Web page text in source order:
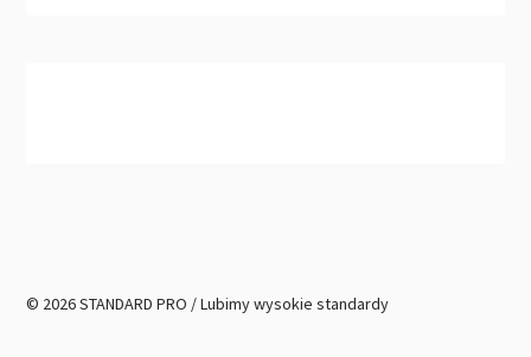
© 2026 STANDARD PRO / Lubimy wysokie standardy